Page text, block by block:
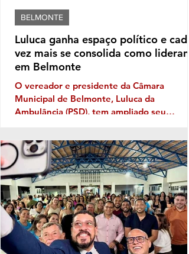
Luluca ganha espaço político e cada
vez mais se consolida como
em Belmonte
O vereador e presidente da Câmara
Municipal de Belmonte, Luluca da
Ambulância (PSD), tem ampliado seu
musculatura política deve aumentar ainda
mais este ano, caso se confirme a
expectativa da votação de Fabíola Mansur,
nome defendido por Luluca para estadual,
sendo a mais votada dentro do núcleo
político governista que tem dois nomes na
disputa, o nome do prefeito e Fabíola,
candidata de Luluca. Luluca conaeguiu ao
longo dos anos montar
BELMONTE